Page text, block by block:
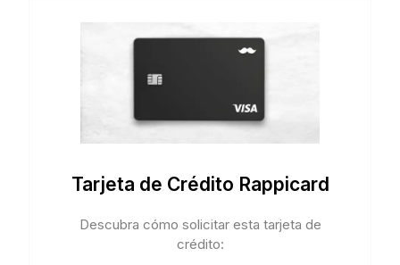
Tarjeta de Crédito Rappicard
Descubra cómo solicitar esta tarjeta de
crédito: